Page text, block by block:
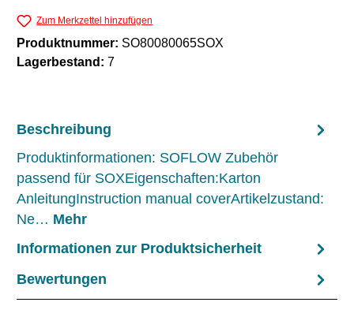
Zum Merkzettel hinzufügen
Produktnummer: SO80080065SOX
Lagerbestand: 7
Beschreibung
Produktinformationen: SOFLOW Zubehör
passend für SOXEigenschaften:Karton
AnleitungInstruction manual coverArtikelzustand:
Ne… Mehr
Informationen zur Produktsicherheit
Bewertungen